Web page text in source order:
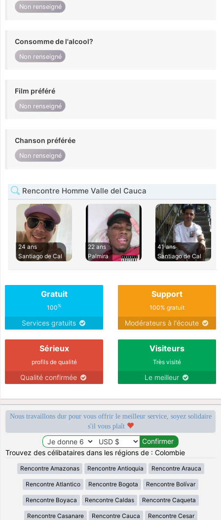
Non renseigné
Consomme de l'alcool?
Non renseigné
Film préféré
Non renseigné
Chanson préférée
Non renseigné
Rencontre Homme Valle del Cauca
24 ans
Santiago de Cal
22 ans
Palmira
41 ans
Santiago de Cal
Gratuit
100%
Services gratuits
Support
100% gratuit
Modérateurs à l'écoute
Sérieux
profils de qualité
Qualité confirmée
Visiteurs
Très visité
Le meilleur
Nous travaillons dur pour vous offrir le meilleur service, soyez solidaire
s'il vous plaît
Trouvez des célibataires dans les régions de : Colombie
Rencontre Amazonas Rencontre Antioquia Rencontre Arauca
Rencontre Atlantico Rencontre Bogota Rencontre Bolívar
Rencontre Boyaca Rencontre Caldas Rencontre Caqueta
Rencontre Casanare Rencontre Cauca Rencontre Cesar